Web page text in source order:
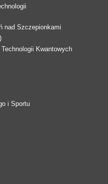
nad Szczepionkami
Kwantowych
i Sportu